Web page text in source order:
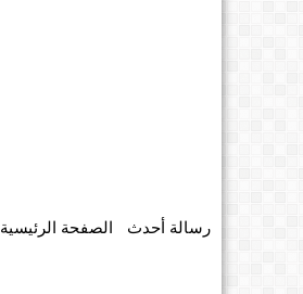
رسالة أحدث الصفحة الرئيسية